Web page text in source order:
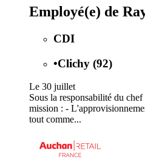
Employé(e) de
CDI
•Clichy (92)
Le 30 juillet
Sous la responsabilité du
mission : -
tout comme...